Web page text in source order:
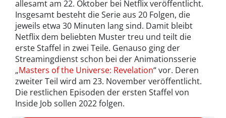
allesamt am 22. Oktober bei Netflix veröffentlicht.
Insgesamt besteht die Serie aus 20 Folgen, die
jeweils etwa 30 Minuten lang sind. Damit bleibt
Netflix dem beliebten Muster treu und teilt die
erste Staffel in zwei Teile. Genauso ging der
Streamingdienst schon bei der Animationsserie
„Masters of the Universe: Revelation“ vor. Deren
zweiter Teil wird am 23. November veröffentlicht.
Die restlichen Episoden der ersten Staffel von
Inside Job sollen 2022 folgen.